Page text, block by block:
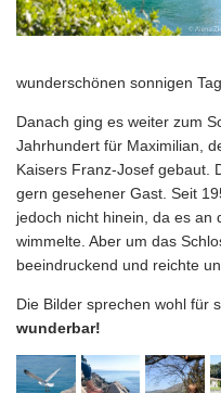
wunderschönen sonnigen
Danach ging es weiter zum
Jahrhundert für Maximilian,
Kaisers Franz-Josef gebaut.
gern gesehener Gast. Seit
jedoch nicht hinein, da es an
wimmelte. Aber um das
beeindruckend und reichte
Die Bilder sprechen wohl für
wunderbar!